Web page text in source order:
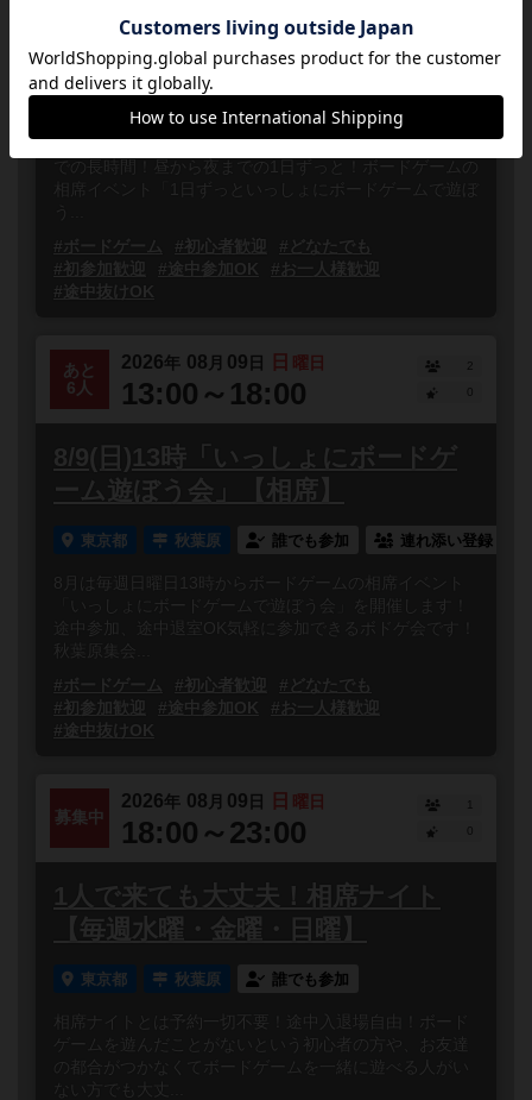
8/8(土)13時「1日ずっといっしょに
ボードゲーム遊ぼう会」【相席】
8月8日(土)は夏休み特別イベントとして13時から22時ま
での長時間！昼から夜までの1日ずっと！ボードゲームの
相席イベント「1日ずっといっしょにボードゲームで遊ぼ
#ボードゲーム
#初心者歓迎
#どなたでも
#初参加歓迎
#途中参加OK
#お一人様歓迎
#途中抜けOK
あと
6人
2026年 08 月 09 日 日 曜日
13:00～18:00
2
8/9(日)13時「いっしょにボードゲ
ーム遊ぼう会」【相席】
東京都 秋葉原 誰でも参加 連れ添い登録
8月は毎週日曜日13時からボードゲームの相席イベント
「いっしょにボードゲームで遊ぼう会」を開催します！
途中参加、途中退室OK気軽に参加できるボドゲ会です！
秋葉原集会...
#ボードゲーム
#初心者歓迎
#どなたでも
#初参加歓迎
#途中参加OK
#お一人様歓迎
#途中抜けOK
募集中
2026年 08 月 09 日 日 曜日
18:00～23:00
1
1人で来ても大丈夫！相席ナイト
【毎週水曜・金曜・日曜】
東京都 秋葉原 誰でも参加
相席ナイトとは予約一切不要！途中入退場自由！ボード
ゲームを遊んだことがないという初心者の方や、お友達
の都合がつかなくてボードゲームを一緒に遊べる人がい
ない方でも大丈...